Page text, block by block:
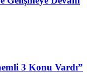
3 Konu Vardı”